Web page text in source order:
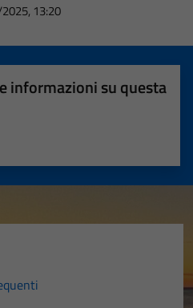
13:20
informazioni su questa
su 5
5